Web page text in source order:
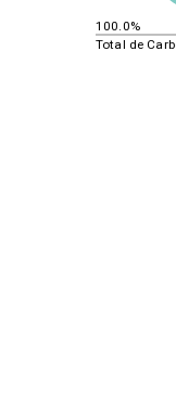
100.0%
Total de